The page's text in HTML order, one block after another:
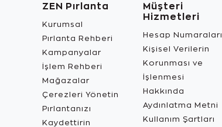
ZEN Pırlanta
Kurumsal
Pırlanta Rehberi
Kampanyalar
İşlem Rehberi
Mağazalar
Çerezleri Yönetin
Pırlantanızı
Kaydettirin
Müşteri
Hizmetleri
Hesap Numaraları
Kişisel Verilerin
Korunması ve
İşlenmesi
Hakkında
Aydınlatma Metni
Kullanım Şartları